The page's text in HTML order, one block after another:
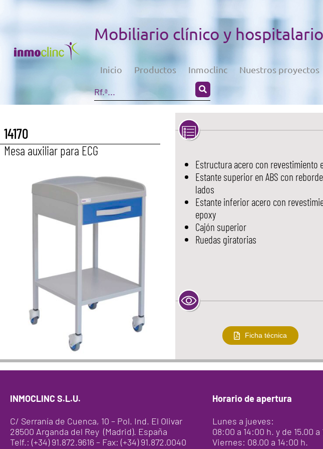
Mobiliario clínico y hospitalario
Inicio Productos Inmoclinc Nuestros proyectos
14170
Mesa auxiliar para ECG
Estructura acero con revestimiento
Estante superior en ABS con
lados
Estante inferior acero con
epoxy
Cajón superior
Ruedas giratorias
Ficha técnica
INMOCLINC S.L.U.
C/ Serranía de Cuenca, 10 – Pol. Ind. El Olivar
28500 Arganda del Rey (Madrid). España
Telf.: (+34) 91.872.9616 – Fax: (+34) 91.872.0040
Horario de apertura
Lunes a jueves:
08:00 a 14:00 h. y de 15.00 a
Viernes: 08.00 a 14:00 h.